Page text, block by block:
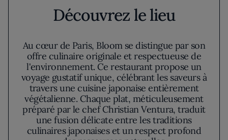
Découvrez le lieu
Au cœur de Paris, Bloom se distingue par son
offre culinaire originale et respectueuse de
l'environnement. Ce restaurant propose un
voyage gustatif unique, célébrant les saveurs à
travers une cuisine japonaise entièrement
végétalienne. Chaque plat, méticuleusement
préparé par le chef Christian Ventura, traduit
une fusion délicate entre les traditions
culinaires japonaises et un respect profond